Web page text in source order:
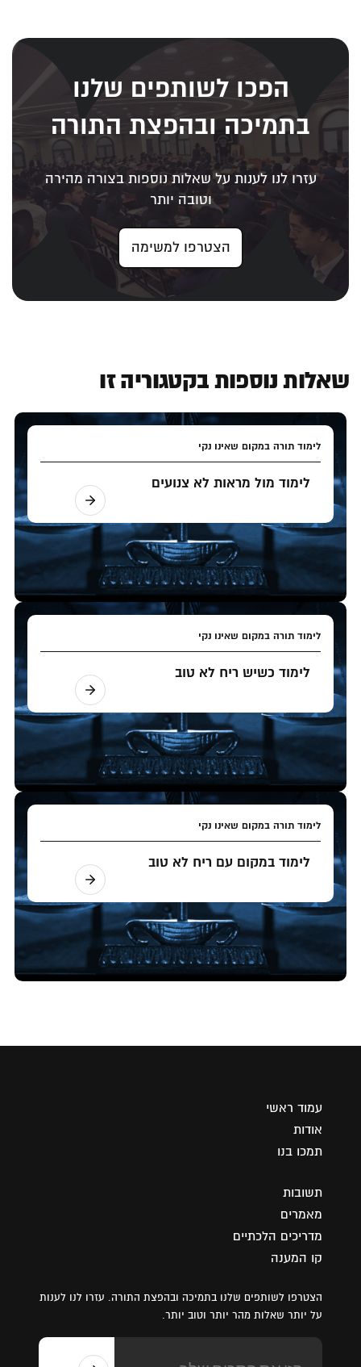
הפכו לשותפים שלנו
בתמיכה ובהפצת התורה
עזרו לנו לענות על שאלות נוספות בצורה מהירה
וטובה יותר
הצטרפו למשימה
שאלות נוספות בקטגוריה זו
לימוד תורה במקום שאינו נקי
לימוד מול מראות לא צנועים
לימוד תורה במקום שאינו נקי
לימוד כשיש ריח לא טוב
לימוד תורה במקום שאינו נקי
לימוד במקום עם ריח לא טוב
עמוד ראשי
אודות
תמכו בנו
תשובות
מאמרים
מדריכים הלכתיים
קו המענה
הצטרפו לשותפים שלנו בתמיכה ובהפצת התורה. עזרו לנו לענות
על יותר שאלות מהר יותר וטוב יותר.